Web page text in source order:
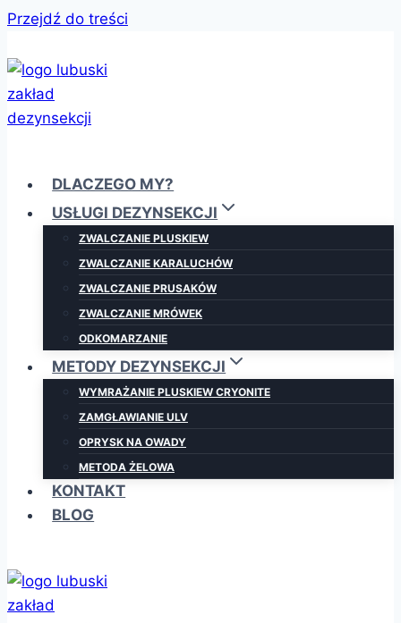
Przejdź do treści
DLACZEGO MY?
USŁUGI DEZYNSEKCJI
ZWALCZANIE PLUSKIEW
ZWALCZANIE KARALUCHÓW
ZWALCZANIE PRUSAKÓW
ZWALCZANIE MRÓWEK
ODKOMARZANIE
METODY DEZYNSEKCJI
WYMRAŻANIE PLUSKIEW CRYONITE
ZAMGŁAWIANIE ULV
OPRYSK NA OWADY
METODA ŻELOWA
KONTAKT
BLOG